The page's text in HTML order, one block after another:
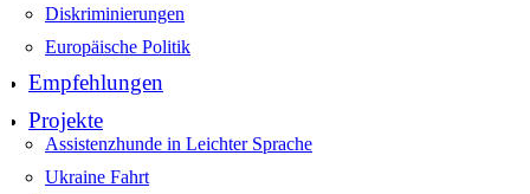
Diskriminierungen
Europäische Politik
Empfehlungen
Projekte
Assistenzhunde in Leichter Sprache
Ukraine Fahrt